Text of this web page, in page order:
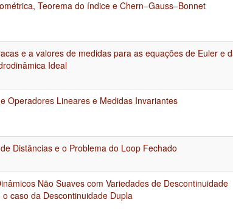
Teorema do índice e Chern–Gauss–Bonnet
e a valores de medidas para as equações de Euler e
Ideal
Operadores Lineares e Medidas Invariantes
Distâncias e o Problema do Loop Fechado
Não Suaves com Variedades de Descontinuidade
o caso da Descontinuidade Dupla